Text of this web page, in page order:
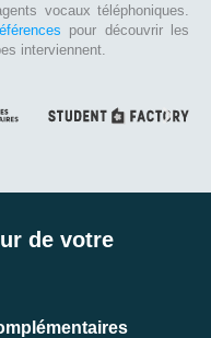
vocaux téléphoniques.
pour découvrir les
interviennent.
de votre